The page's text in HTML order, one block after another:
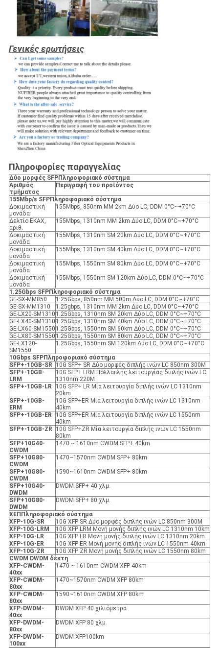
Γενικές ερωτήσεις
Πληροφορίες παραγγελίας
Δύο μορφές SFPΠληροφοριακό σύστημα
Αριθμός
τμήματος
Περιγραφή του προϊόντος
155Mbp/s SFPΠληροφοριακό σύστημα
Δοκιμαστική
μονάδα
155Mbps, 850nm MM 2km Δύο LC, DDM 0°C~+70°C
Δελτίο ΕΚΑΧ,
αριθ.
155Mbps, 1310nm MM 2km Δύο LC, DDM 0°C~+70°C
Δοκιμαστική
μονάδα
155Mbps, 1310nm SM 20km Δύο LC, DDM 0°C~+70°C
Δοκιμαστική
μονάδα
155Mbps, 1310nm SM 40km Δύο LC, DDM 0°C~+70°C
Δοκιμαστική
μονάδα
155Mbps, 1550nm SM 80km Δύο LC, DDM 0°C~+70°C
Δοκιμαστική
μονάδα
155Mbps, 1550nm SM 120km Δύο LC, DDM 0°C~+70°C
1.25Gbps SFPΠληροφοριακό σύστημα
GE-SX-MM850
1.25Gbps, 850nm MM 500m Δύο LC, DDM 0°C~+70°C
GE-SX-MM1310
1.25gbps, 1310nm MM 2km Δύο LC, DDM 0°C~+70°C
GE-LX20-SM1310 1.25Gbps, 1310nm SM 20km Δύο LC, DDM 0°C~+70°C
GE-LX40-SM1310 1.25Gbps, 1310nm SM 40km Δύο LC, DDM 0°C~+70°C
GE-LX60-SM1550 1.25Gbps, 1550nm SM 60km Δύο LC, DDM 0°C~+70°C
GE-LX80-SM1550 1.25Gbps, 1550nm SM 80km Δύο LC, DDM 0°C~+70°C
GE-LX120-
SM1550
1.25Gbps, 1550nm SM 120km Δύο LC, DDM 0°C~+70°C
10Gbps SFPΠληροφοριακό σύστημα
SFP+-10GB-SR
10G SFP+ SR Δύο μορφές διπλής ινών LC 850nm 300M
SFP+-10GB-
LRM
10G SFP+ LRM Πολλαπλής λειτουργίας διπλής ινών LC
1310nm 220M
SFP+-10GB-LR
10G SFP+ LR Μία λειτουργία διπλής ινών LC 1310nm
20km
SFP+-10GB-
ER Μ
10G SFP+ER Μία λειτουργία διπλής ινών LC 1310nm
40km
SFP+-10GB-ER
10G SFP+ER Μία λειτουργία διπλής ινών LC 1550nm
40km
SFP+-10GB-ZR
10G SFP+ZR Μία λειτουργία διπλής ινών LC 1550nm
80km
SFP+10G40-
CWDM
1470 ~ 1610nm CWDM SFP+ 40km
SFP+10G80-
CWDM
1470~1570nm CWDM SFP+ 80km
SFP+10G80-
CWDM
1590~1610nm CWDM SFP+ 80km
SFP+10G40-
DWDM
DWDM SFP+ 40 χλμ.
SFP+10G80-
DWDM
DWDM SFP+ 80 χλμ.
XΕΠ Πληροφοριακό σύστημα
XFP-10G-SR
10G XFP SR Δύο μορφές διπλής ινών LC 850nm 300M
XFP-10G-LRM
10G XFP LRM Μονή μονής διπλής ινών LC 1310nm 10km
XFP-10G-LR
10G XFP LR Μονή μονής διπλής ινών LC 1310nm 20km
XFP-10G-ER
10G XFP ER Μονή μονής διπλής ινών LC 1550nm 40km
XFP-10G-ZR
10G XFP ZR Μονή μονής διπλής ινών LC 1550nm 80km
CWDM DWDM δέκτη
XFP-CWDM-
40xx
1470 ~ 1610nm CWDM XFP 40km
XFP-CWDM-
80xx
1470~1570nm CWDM XFP 80km
XFP-CWDM-
80xx
1590~1610nm CWDM XFP 80km
XFP- DWDM-
40xx
DWDM XFP 40 χιλιόμετρα
XFP- DWDM-
80xx
DWDM XFP 80 χλμ.
XFP- DWDM-
100xx
DWDM XFP100km